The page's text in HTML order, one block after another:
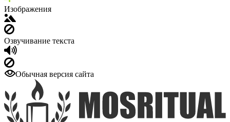
Изображения
Озвучивание текста
Обычная версия сайта